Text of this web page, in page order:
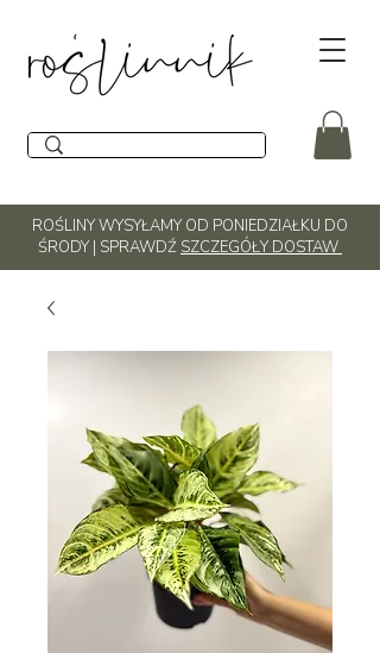
ROŚLINY WYSYŁAMY OD PONIEDZIAŁKU DO
ŚRODY | SPRAWDŹ SZCZEGÓŁY DOSTAW